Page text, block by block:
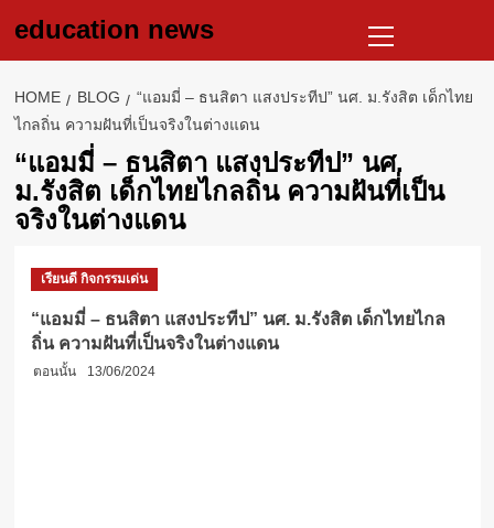
education news
Menu
HOME BLOG
“แอมมี่ – ธนสิตา แสงประทีป” นศ. ม.รังสิต เด็กไทย
ไกลถิ่น ความฝันที่เป็นจริงในต่างแดน
“แอมมี่ – ธนสิตา แสงประทีป” นศ.
ม.รังสิต เด็กไทยไกลถิ่น ความฝันที่เป็น
จริงในต่างแดน
เรียนดี กิจกรรมเด่น
“แอมมี่ – ธนสิตา แสงประทีป” นศ. ม.รังสิต เด็กไทยไกล
ถิ่น ความฝันที่เป็นจริงในต่างแดน
ตอนนั้น 13/06/2024